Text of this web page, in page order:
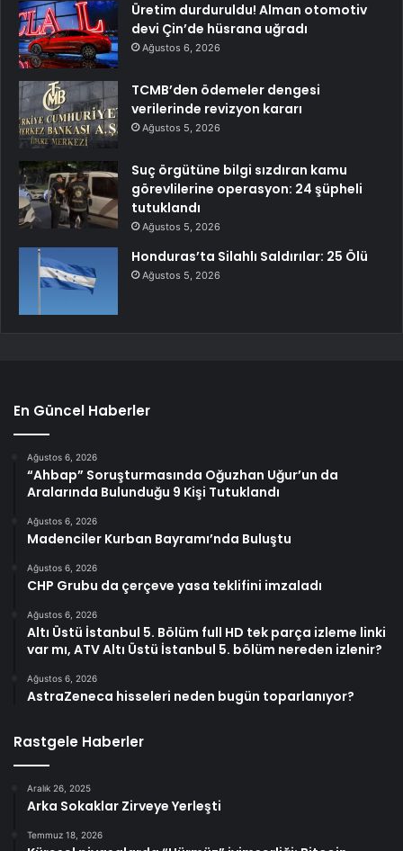
Üretim durduruldu! Alman otomotiv
devi Çin’de hüsrana uğradı
Ağustos 6, 2026
TCMB’den ödemeler dengesi
verilerinde revizyon kararı
Ağustos 5, 2026
Suç örgütüne bilgi sızdıran kamu
görevlilerine operasyon: 24 şüpheli
tutuklandı
Ağustos 5, 2026
Honduras’ta Silahlı Saldırılar: 25 Ölü
Ağustos 5, 2026
En Güncel Haberler
Ağustos 6, 2026
“Ahbap” Soruşturmasında Oğuzhan Uğur’un da
Aralarında Bulunduğu 9 Kişi Tutuklandı
Ağustos 6, 2026
Madenciler Kurban Bayramı’nda Buluştu
Ağustos 6, 2026
CHP Grubu da çerçeve yasa teklifini imzaladı
Ağustos 6, 2026
Altı Üstü İstanbul 5. Bölüm full HD tek parça izleme linki
var mı, ATV Altı Üstü İstanbul 5. bölüm nereden izlenir?
Ağustos 6, 2026
AstraZeneca hisseleri neden bugün toparlanıyor?
Rastgele Haberler
Aralık 26, 2025
Arka Sokaklar Zirveye Yerleşti
Temmuz 18, 2026